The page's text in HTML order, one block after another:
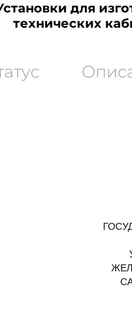
для
технических